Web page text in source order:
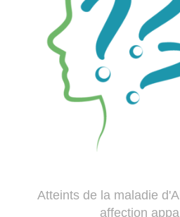
Atteints de la maladie
affection